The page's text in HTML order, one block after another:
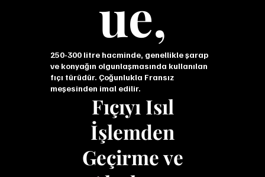
ue,
250-300 litre hacminde, genellikle şarap
ve konyağın olgunlaşmasında kullanılan
fıçı türüdür. Çoğunlukla Fransız
meşesinden imal edilir.
Fıçıyı Isıl
İşlemden
Geçirme ve